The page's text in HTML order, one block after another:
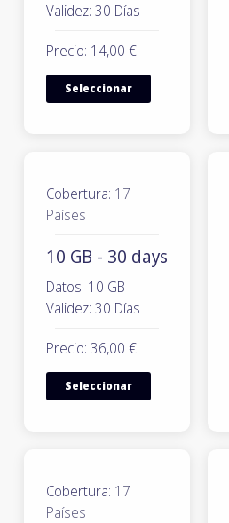
Validez: 30 Días
Precio: 14,00 €
Seleccionar
Cobertura: 17
Países
10 GB - 30 days
Datos: 10 GB
Validez: 30 Días
Precio: 36,00 €
Seleccionar
Cobertura: 17
Países